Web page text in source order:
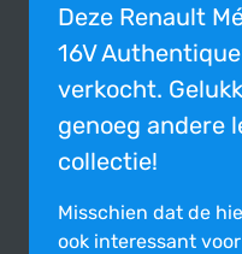
Deze Renault
16V
verkocht.
genoeg andere
collectie!
Misschien dat de
ook inte­res­sant